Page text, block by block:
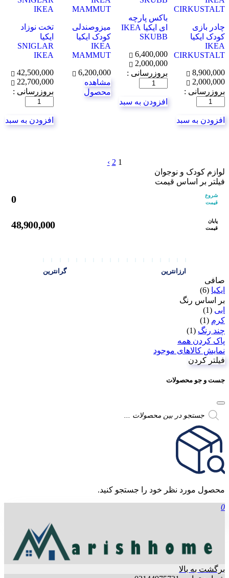
چادر بازی
کودک ایکیا
IKEA
CIRKUSTALT
8,900,000
2,000,000
بروزرسانی :
تعداد
افزودن به سبد
باکس پارچه
ای ایکیا IKEA
SKUBB
6,400,000
2,000,000
بروزرسانی :
تعداد
افزودن به سبد
میزوصندلی
کودک ایکیا
IKEA
MAMMUT
6,200,000
مشاهده
محصول
تخت نوزاد
ایکیا
SNIGLAR
IKEA
42,500,000
22,700,000
بروزرسانی :
تعداد
افزودن به سبد
1
2
›
لوازم کودک و نوجوان
فیلتر بر اساس قیمت
شروع
قیمت
0
پایان
قیمت
48,900,000
ارزانترین گرانترین
صافی
ایکیا (6)
بر اساس رنگ
ابی (1)
کرم (1)
چند رنگ (1)
پاک کردن همه
نمایش کالاهای موجود
فیلتر کردن
جست و جو محصولات
Products
search
محصول مورد نظر خود را جستجو کنید.
0
برگشت به بالا